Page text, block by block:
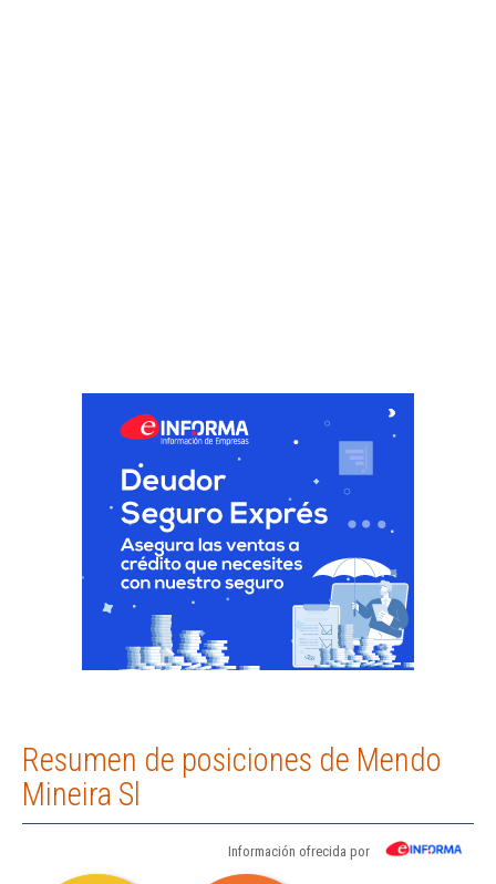
Resumen de posiciones de Mendo
Mineira Sl
Información ofrecida por